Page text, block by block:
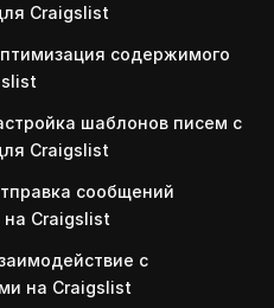
Craigslist
содержимого
шаблонов писем с
Craigslist
сообщений
Craigslist
с
на Craigslist